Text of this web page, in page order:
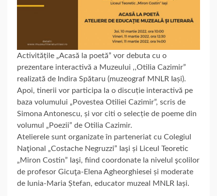
Activitățile „Acasă la poetă” vor debuta cu o
prezentare interactivă a Muzeului ,,Otilia Cazimir”
realizată de Indira Spătaru (muzeograf MNLR Iași).
Apoi, tinerii vor participa la o discuție interactivă pe
baza volumului „Povestea Otiliei Cazimir”, scris de
Simona Antonescu, și vor citi o selecție de poeme din
volumul „Poezii” de Otilia Cazimir.
Atelierele sunt organizate în parteneriat cu Colegiul
Naţional „Costache Negruzzi” Iaşi și Liceul Teoretic
„Miron Costin” Iaşi, fiind coordonate la nivelul şcolilor
de profesor Gicuţa-Elena Agheorghiesei și moderate
de Iunia-Maria Ștefan, educator muzeal MNLR Iași.